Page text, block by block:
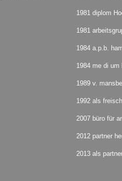
1981 diplom
1981
1984 a.p.b.
1984 me di um
1989 v.
1992 als
2007 büro für
2012 partner
2013 als